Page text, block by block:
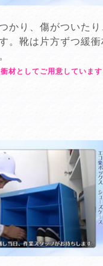
かり、傷がついたり
。靴は片方ずつ緩衝
材としてご用意していま